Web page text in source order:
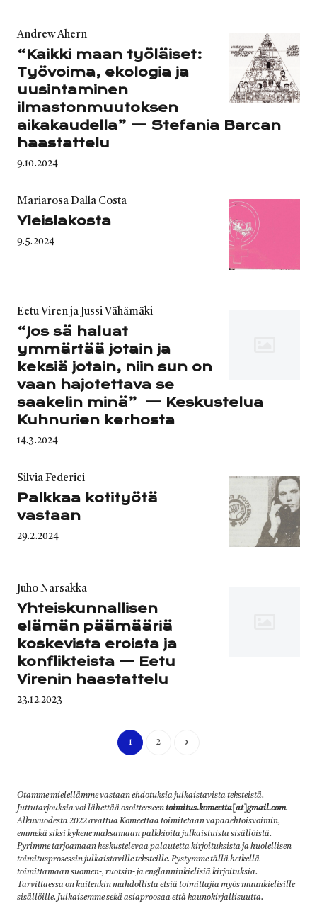
Category
Andrew Ahern
“Kaikki maan työläiset:
Työvoima, ekologia ja
uusintaminen
ilmastonmuutoksen
aikakaudella” — Stefania Barcan
haastattelu
Published
9.10.2024
Category
Mariarosa Dalla Costa
Yleislakosta
Published
9.5.2024
Category
Eetu Viren ja Jussi Vähämäki
“Jos sä haluat
ymmärtää jotain ja
keksiä jotain, niin sun on
vaan hajotettava se
saakelin minä” — Keskustelua
Kuhnurien kerhosta
Published
14.3.2024
Category
Silvia Federici
Palkkaa kotityötä
vastaan
Published
29.2.2024
Category
Juho Narsakka
Yhteiskunnallisen
elämän päämääriä
koskevista eroista ja
konflikteista — Eetu
Virenin haastattelu
Published
23.12.2023
1 2
Otamme mielellämme vastaan ehdotuksia julkaistavista teksteistä.
Juttutarjouksia voi lähettää osoitteeseentoimitus.komeetta[at]gmail.com.
Alkuvuodesta 2022 avattua Komeettaa toimitetaan vapaaehtoisvoimin,
emmekä siksi kykene maksamaan palkkioita julkaistuista sisällöistä.
Pyrimme tarjoamaan keskustelevaa palautetta kirjoituksista ja huolellisen
toimitusprosessin julkaistaville teksteille. Pystymme tällä hetkellä
toimittamaan suomen-, ruotsin- ja englanninkielisiä kirjoituksia.
Tarvittaessa on kuitenkin mahdollista etsiä toimittajia myös muunkielisille
sisällöille. Julkaisemme sekä asiaproosaa että kaunokirjallisuutta.